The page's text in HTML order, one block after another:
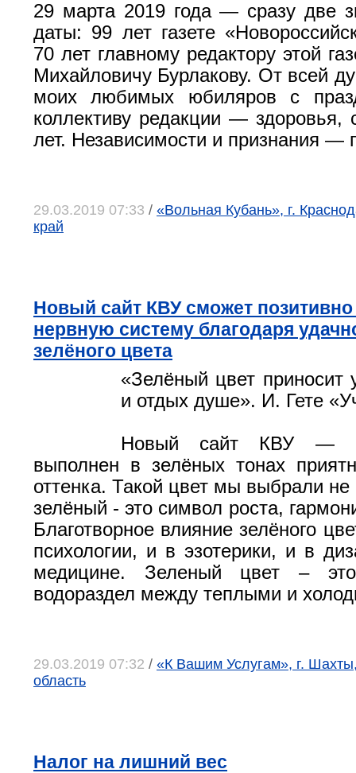
29 марта 2019 года — сразу две
даты: 99 лет газете
70 лет главному редактору этой
Михайловичу Бурлакову. От всей
моих любимых юбиляров с
коллективу редакции — здоровья,
лет. Независимости и признания —
29.03.2019 07:33 / «Вольная Кубань», г.
край
Новый сайт КВУ сможет позитивно
нервную систему благодаря
зелёного цвета
«Зелёный цвет приносит
и отдых душе». И. Гете
Новый сайт КВУ —
выполнен в зелёных тонах
оттенка. Такой цвет мы выбрали
зелёный - это символ роста,
Благотворное влияние зелёного
психологии, и в эзотерики, и в
медицине. Зеленый цвет –
водораздел между теплыми и
29.03.2019 07:32 / «К Вашим Услугам», г.
область
Налог на лишний вес